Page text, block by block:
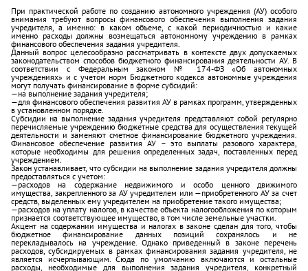
При практической работе по созданию автономного учреждения (АУ) особого
внимания требуют вопросы финансового обеспечения выполнения задания
учредителя, а именно: в каком объеме, с какой периодичностью и какие
именно расходы должны возмещаться автономному учреждению в рамках
финансового обеспечения задания учредителя.
Данный вопрос целесообразно рассматривать в контексте двух допускаемых
законодательством способов бюджетного финансирования деятельности АУ. В
соответствии с Федеральным законом № 174-ФЗ «Об автономных
учреждениях» и с учетом норм Бюджетного кодекса автономные учреждения
могут получать финансирование в форме субсидий:
—на выполнение задания учредителя;
—для финансового обеспечения развития АУ в рамках программ, утвержденных
в установленном порядке.
Субсидии на выполнение задания учредителя представляют собой регулярно
перечисляемые учреждению бюджетные средства для осуществления текущей
деятельности и заменяют сметное финансирование бюджетного учреждения.
Финансовое обеспечение развития АУ – это выплаты разового характера,
которые необходимы для решения определенных задач, поставленных перед
учреждением.
Закон устанавливает, что субсидии на выполнение задания учредителя должны
предоставляться с учетом:
—расходов на содержание недвижимого и особо ценного движимого
имущества, закрепленного за АУ учредителем или —приобретенного АУ за счет
средств, выделенных ему учредителем на приобретение такого имущества;
—расходов на уплату налогов, в качестве объекта налогообложения по которым
признается соответствующее имущество, в том числе земельные участки.
Акцент на содержании имущества и налогах в законе сделан для того, чтобы
бюджетное финансирование данных позиций сохранялось и не
перекладывалось на учреждение. Однако приведенный в законе перечень
расходов, субсидируемых в рамках финансирования задания учредителя, не
является исчерпывающим. Сюда по умолчанию включаются и остальные
расходы, необходимые для выполнения задания учредителя, конкретный